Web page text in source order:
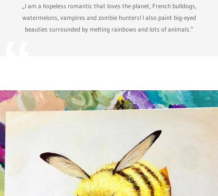
„I am a hopeless romantic that loves the planet, French bulldogs,
watermelons, vampires and zombie hunters! I also paint big-eyed
beauties surrounded by melting rainbows and lots of animals.“